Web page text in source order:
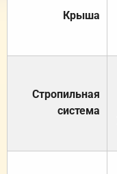
Крыша
Стропильная
система